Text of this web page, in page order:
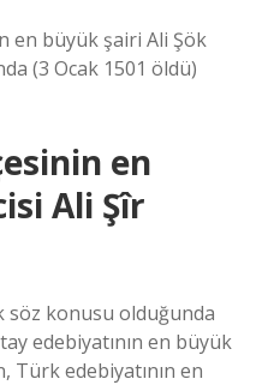
en büyük şairi Ali Şök
(3 Ocak 1501 öldü)
en
Ali Şîr
söz konusu olduğunda
edebiyatının en büyük
Türk edebiyatının en